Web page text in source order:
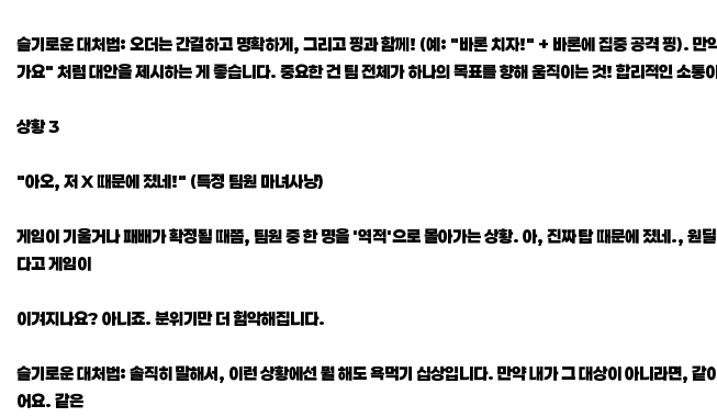
슬기로운 대처법: 오더는 간결하고 명확하게, 그리고 핑과 함께! (예: "바론 치자!" + 바론에 집중 공격 핑).
가요" 처럼 대안을 제시하는 게 좋습니다. 중요한 건 팀 전체가 하나의 목표를 향해 움직이는 것! 합리적인 소통
상황 3
"아오, 저 X 때문에 졌네!" (특정 팀원 마녀사냥)
게임이 기울거나 패배가 확정될 때쯤, 팀원 중 한 명을 '역적'으로 몰아가는 상황. 아, 진짜 탑 때문에 졌네., 원
다고 게임이
이겨지나요? 아니죠. 분위기만 더 험악해집니다.
슬기로운 대처법: 솔직히 말해서, 이런 상황에선 뭘 해도 욕먹기 십상입니다. 만약 내가 그 대상이 아니라면,
어요. 같은